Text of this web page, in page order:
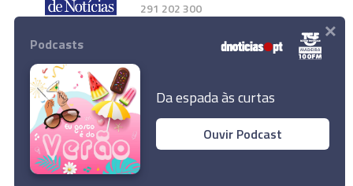
291 202 300
Instale a nossa App
© 2026 Empresa Diário de Notícias, Lda.
Todos os direitos reservados.
Podcasts
Da espada às curtas
Ouvir Podcast
×